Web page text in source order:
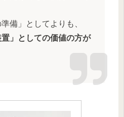
備」としてよりも、
置」としての価値の方が